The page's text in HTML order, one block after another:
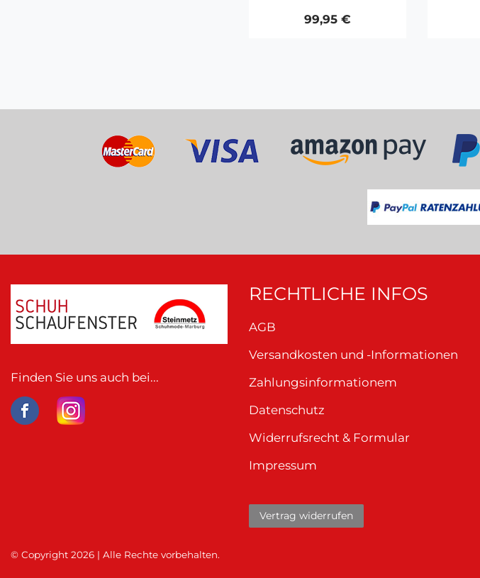
99,95 €
Finden Sie uns auch bei...
RECHTLICHE INFOS
AGB
Versandkosten und -Informationen
Zahlungsinformationem
Datenschutz
Widerrufsrecht & Formular
Impressum
Vertrag widerrufen
© Copyright 2026 | Alle Rechte vorbehalten.